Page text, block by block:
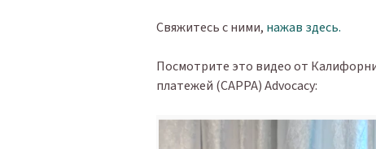
Свяжитесь с ними, нажав здесь.
Посмотрите это видео от
платежей (CAPPA) Advocacy: